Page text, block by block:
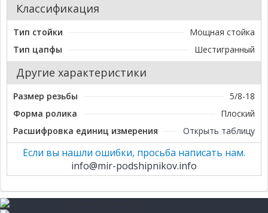
Классификация
Тип стойки
Мощная стойка
Тип цапфы
Шестигранный
Другие характеристики
Размер резьбы
5/8-18
Форма ролика
Плоский
Расшифровка единиц измерения
Открыть таблицу
Если вы нашли ошибки, просьба написать нам.
info@mir-podshipnikov.info